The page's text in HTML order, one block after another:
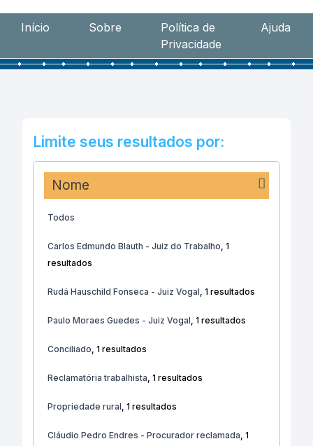
Início Sobre
Política de
Privacidade
Ajuda
Limite seus resultados por:
Nome
Todos
Carlos Edmundo Blauth - Juiz do Trabalho, 1
resultados
Rudá Hauschild Fonseca - Juiz Vogal, 1 resultados
Paulo Moraes Guedes - Juiz Vogal, 1 resultados
Conciliado, 1 resultados
Reclamatória trabalhista, 1 resultados
Propriedade rural, 1 resultados
Cláudio Pedro Endres - Procurador reclamada, 1